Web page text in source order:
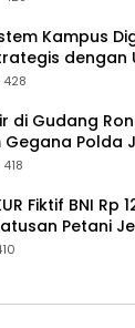
Kampus
dengan
428
di Gudang
Gegana Polda
418
Fiktif BNI Rp
Petani